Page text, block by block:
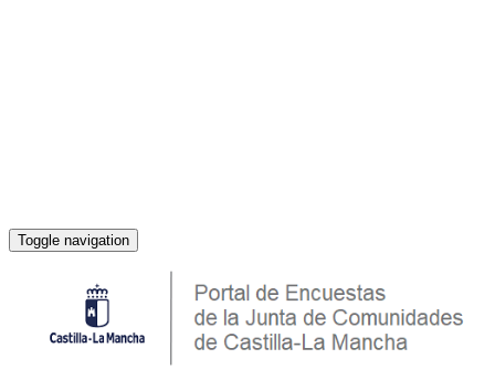
Toggle navigation